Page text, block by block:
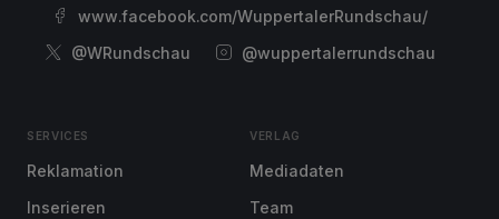
www.facebook.com/WuppertalerRundschau/
@WRundschau
@wuppertalerrundschau
SERVICES
Reklamation
Inserieren
VERLAG
Mediadaten
Team